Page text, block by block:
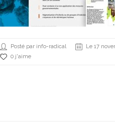
Posté par info-radical Le 17
0 j'aime